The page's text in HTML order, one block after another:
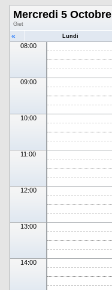
Mercredi 5 Octobre
Giet
« Lundi
08:00
09:00
10:00
11:00
12:00
13:00
14:00